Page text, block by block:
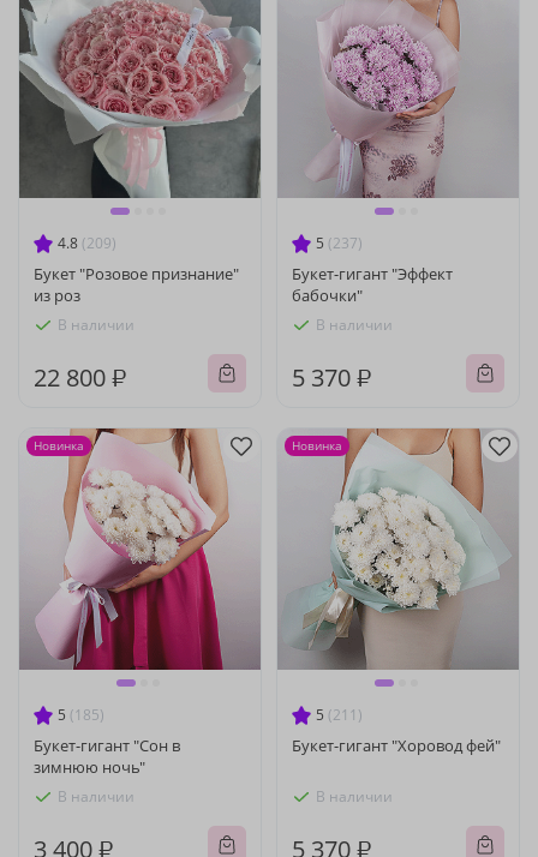
4.8 (209)
Букет "Розовое признание"
из роз
В наличии
22 800 ₽
5 (237)
Букет-гигант "Эффект
бабочки"
В наличии
5 370 ₽
5 (185)
Букет-гигант "Сон в
зимнюю ночь"
В наличии
3 400 ₽
Новинка
5 (211)
Букет-гигант "Хоровод фей"
В наличии
5 370 ₽
Новинка